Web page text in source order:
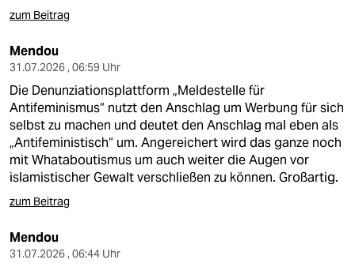
zum Beitrag
Mendou
31.07.2026 , 06:59 Uhr
Die Denunziationsplattform „Meldestelle für
Antifeminismus“ nutzt den Anschlag um Werbung für sich
selbst zu machen und deutet den Anschlag mal eben als
„Antifeministisch“ um. Angereichert wird das ganze noch
mit Whataboutismus um auch weiter die Augen vor
islamistischer Gewalt verschließen zu können. Großartig.
zum Beitrag
Mendou
31.07.2026 , 06:44 Uhr